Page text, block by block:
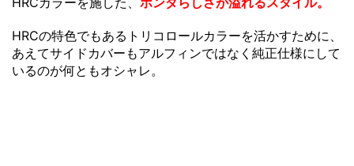
HRCの特色でもあるトリコロールカラーを活かすために、
あえてサイドカバーもアルフィンではなく純正仕様にして
いるのが何ともオシャレ。